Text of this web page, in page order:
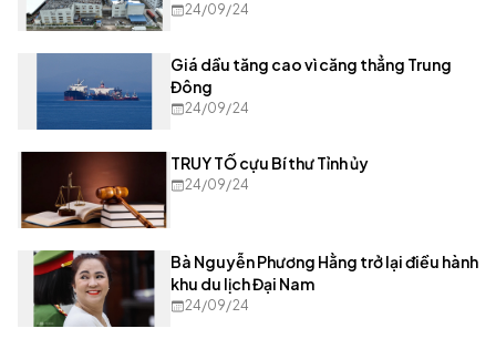
24/09/24
Giá dầu tăng cao vì căng thẳng Trung
Đông
24/09/24
TRUY TỐ cựu Bí thư Tỉnh ủy
24/09/24
Bà Nguyễn Phương Hằng trở lại điều hành
khu du lịch Đại Nam
24/09/24